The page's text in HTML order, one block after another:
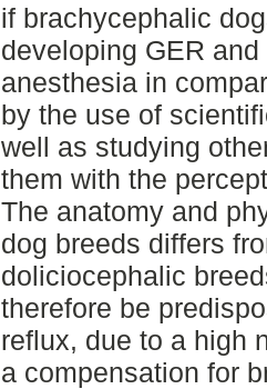
if brachycephalic
developing GER
anesthesia in
by the use of
well as studying
them with the
The anatomy and
dog breeds differs
doliciocephalic
therefore be
reflux, due to a high
a compensation for